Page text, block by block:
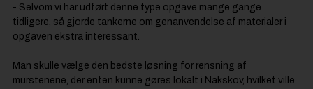
- Selvom vi har udført denne type opgave mange gange
tidligere, så gjorde tankerne om genanvendelse af materialer i
opgaven ekstra interessant.
Man skulle vælge den bedste løsning for rensning af
murstenene, der enten kunne gøres lokalt i Nakskov, hvilket ville